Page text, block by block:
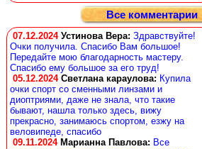
Все комментарии
07.12.2024 Устинова Вера: Здравствуйте!
Очки получила. Спасибо Вам большое!
Передайте мою благодарность мастеру.
Спасибо ему большое за его труд!
05.12.2024 Светлана караулова: Купила
очки спорт со сменными линзами и
диоптриями, даже не знала, что такие
бывают, нашла только здесь, вижу
прекрасно, занимаюсь спортом, езжу на
веловипеде, спасибо
09.11.2024 Марианна Павлова: Все